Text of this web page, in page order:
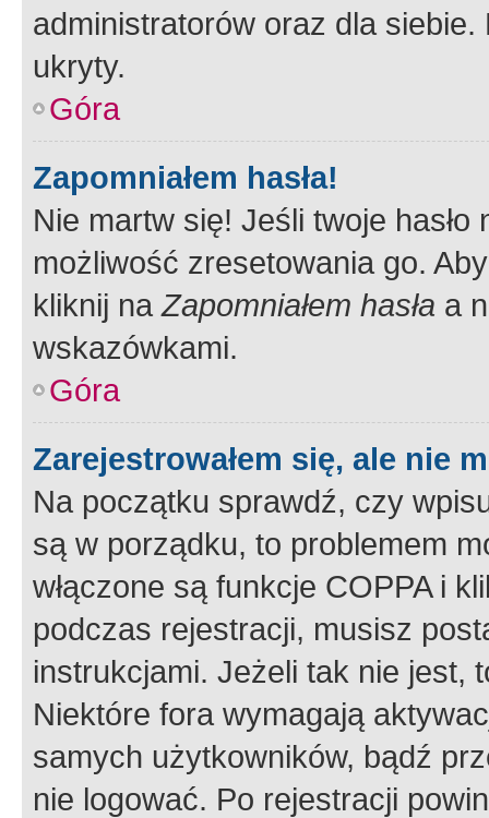
administratorów oraz dla
ukryty.
Góra
Zapomniałem hasła!
Nie martw się! Jeśli twoje
możliwość zresetowania go.
kliknij naZapomniałem hasła a
wskazówkami.
Góra
Zarejestrowałem się, ale nie
Na początku sprawdź, czy
są w porządku, to problemem
włączone są funkcje COPPA i
podczas rejestracji, musisz
instrukcjami. Jeżeli tak nie jest,
Niektóre fora wymagają
samych użytkowników, bądź
nie logować. Po rejestracji